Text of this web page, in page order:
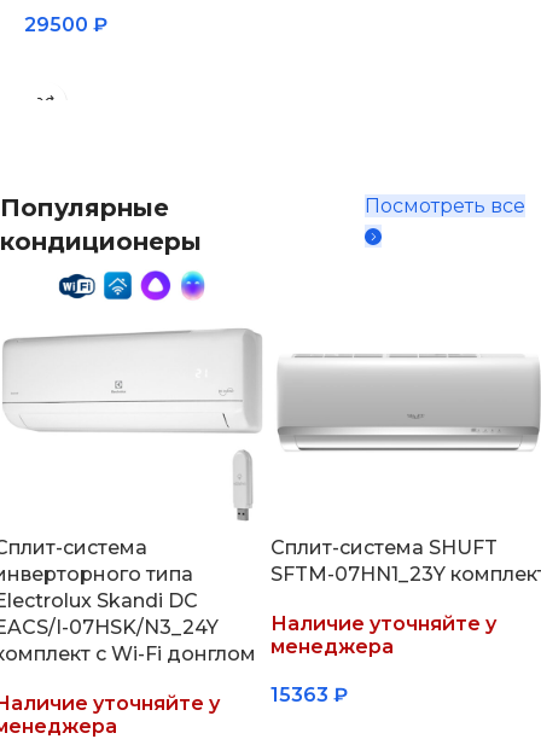
29500 ₽
Популярные
кондиционеры
Посмотреть все
система
типа
Skandi DC
I-07HSK/N3_24Y
с Wi-Fi донглом
уточняйте у
Сплит-система SHUFT
SFTM-07HN1_23Y
Наличие уточняйте у
менеджера
15363 ₽